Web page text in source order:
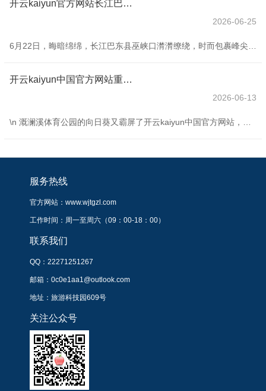
开云kaiyun官方网站长江巴东县巫峡口潸潸迷茫-开云(中国专属) 官方网站 登录入口
2026-06-25
6月22日，晦暗绵绵，长江巴东县巫峡口潸潸缭绕，时而包裹峰尖、时而聚积成团如絮、时而有余如天女散花，游轮或者在水墨画中穿梭，如梦如幻，宛如东说念主间瑶池。 初夏时节，长江巴东县巫峡口潸潸迷茫，乳白色潸潸披着蝉翼般银纱，如流动的美酒，轻拂着地面、山川、河流和城镇，江舟宛如在虚幻中前行，若有若无，在六合间勾画出一幅幅巧夺天工、当然生成的水墨画卷，每一帧齐是大当然最好意思的碰见和馈遗，让东说念主大一饱眼福，引东说念主入胜。 （湖北日报客户端通信员 梁勇） 开云kaiyun官方网站
开云kaiyun中国官方网站重重叠叠的花浪灵动优好意思-开云(中国专属) 官方网站 登录入口
2026-06-13
\n 溉澜溪体育公园的向日葵又霸屏了开云kaiyun中国官方网站，大片灿烂的“小太阳”相配上镜，田野、亲子、小崭新多样格调一键直出。 \n\n \n 重庆周末去哪4群 lily 摄 \n 向日葵交汇的放纵，溉澜溪体育公园交通相配便利，轨谈交通环线/4号线/9号线直达。 \n \n 雷雨夜的麦冬 摄 \n 如今向日葵偶合盛花期，走进这里，满目鲜亮的暖黄色扑面而来，连片的向日葵花田错杂有致、春风雀跃。 \n \n 雷雨夜的麦冬 摄 \n 认知蓝天搭配金色花海，微风拂过，花株随风轻舞，重重叠叠的花浪
服务热线
官方网站：www.wjtgzl.com
工作时间：周一至周六（09：00-18：00）
联系我们
QQ：22271251267
邮箱：0c0e1aa1@outlook.com
地址：旅游科技园609号
关注公众号